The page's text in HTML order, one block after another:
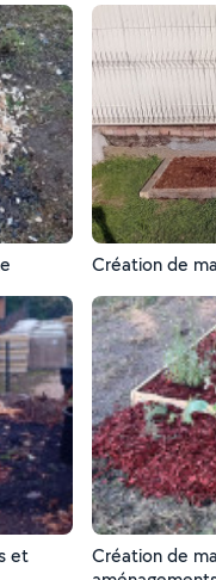
Création de
et
Création de